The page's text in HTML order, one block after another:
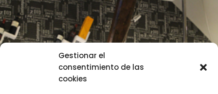
Gestionar el
consentimiento de las
cookies